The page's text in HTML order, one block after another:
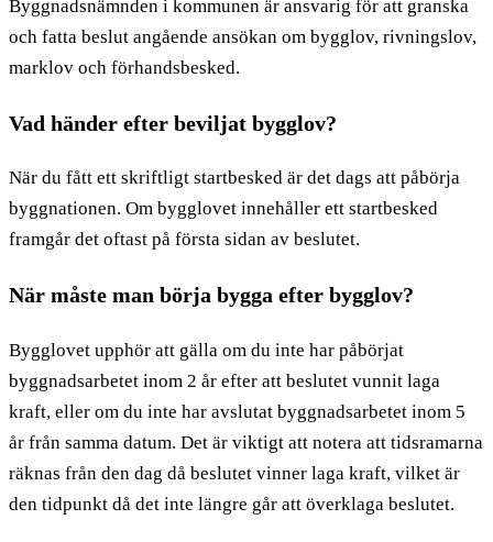
Byggnadsnämnden i kommunen är ansvarig för att granska
och fatta beslut angående ansökan om bygglov, rivningslov,
marklov och förhandsbesked.
Vad händer efter beviljat bygglov?
När du fått ett skriftligt startbesked är det dags att påbörja
byggnationen. Om bygglovet innehåller ett startbesked
framgår det oftast på första sidan av beslutet.
När måste man börja bygga efter bygglov?
Bygglovet upphör att gälla om du inte har påbörjat
byggnadsarbetet inom 2 år efter att beslutet vunnit laga
kraft, eller om du inte har avslutat byggnadsarbetet inom 5
år från samma datum. Det är viktigt att notera att tidsramarna
räknas från den dag då beslutet vinner laga kraft, vilket är
den tidpunkt då det inte längre går att överklaga beslutet.